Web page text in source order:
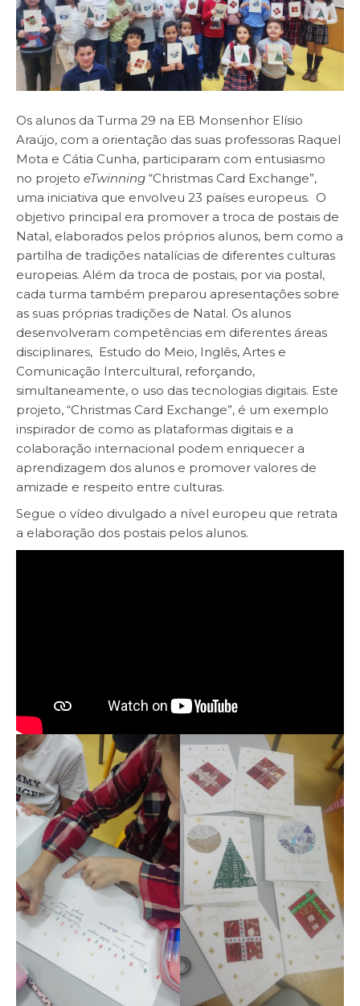
Os alunos da Turma 29 na EB Monsenhor Elísio
Araújo, com a orientação das suas professoras Raquel
Mota e Cátia Cunha, participaram com entusiasmo
no projeto eTwinning “Christmas Card Exchange”,
uma iniciativa que envolveu 23 países europeus. O
objetivo principal era promover a troca de postais de
Natal, elaborados pelos próprios alunos, bem como a
partilha de tradições natalícias de diferentes culturas
europeias. Além da troca de postais, por via postal,
cada turma também preparou apresentações sobre
as suas próprias tradições de Natal. Os alunos
desenvolveram competências em diferentes áreas
disciplinares, Estudo do Meio, Inglês, Artes e
Comunicação Intercultural, reforçando,
simultaneamente, o uso das tecnologias digitais. Este
projeto, “Christmas Card Exchange”, é um exemplo
inspirador de como as plataformas digitais e a
colaboração internacional podem enriquecer a
aprendizagem dos alunos e promover valores de
amizade e respeito entre culturas.
Segue o vídeo divulgado a nível europeu que retrata
a elaboração dos postais pelos alunos.